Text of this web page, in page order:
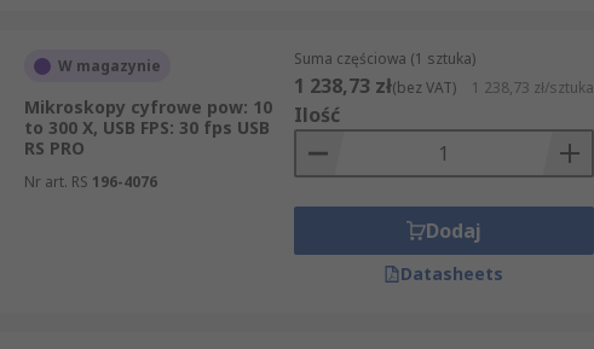
W magazynie
Mikroskopy cyfrowe pow: 10
to 300 X, USB FPS: 30 fps USB
RS PRO
Nr art. RS 196-4076
Suma częściowa (1 sztuka)
1 238,73 zł(bez VAT) 1 238,73 zł/sztuka
Ilość
Dodaj
Datasheets